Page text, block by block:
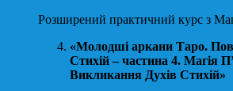
Розширений практичний курс з
«Молодші аркани Таро.
Стихій – частина 4. Магія
Викликання Духів Стихій»